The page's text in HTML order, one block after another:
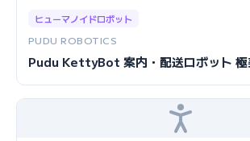
ヒューマノイドロボット
PUDU ROBOTICS
Pudu KettyBot 案内・配送ロボット 極